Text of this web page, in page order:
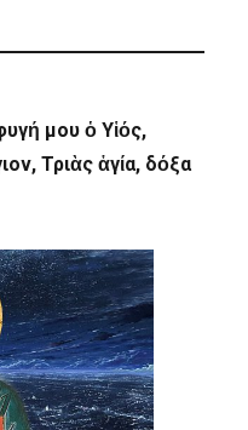
μου ὁ Υἱός,
Τριὰς ἁγία, δόξα